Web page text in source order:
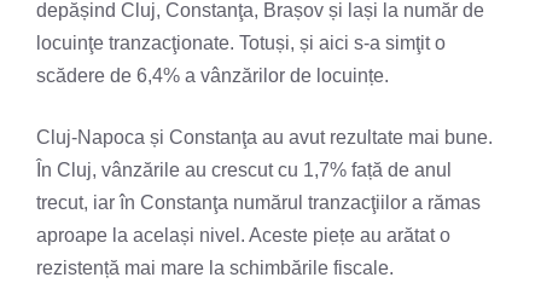
depășind Cluj, Constanţa, Brașov și lași la număr de
locuinţe tranzacţionate. Totuși, și aici s-a simţit o
scădere de 6,4% a vânzărilor de locuințe.
Cluj-Napoca și Constanţa au avut rezultate mai bune.
În Cluj, vânzările au crescut cu 1,7% față de anul
trecut, iar în Constanţa numărul tranzacţiilor a rămas
aproape la același nivel. Aceste piețe au arătat o
rezistență mai mare la schimbările fiscale.